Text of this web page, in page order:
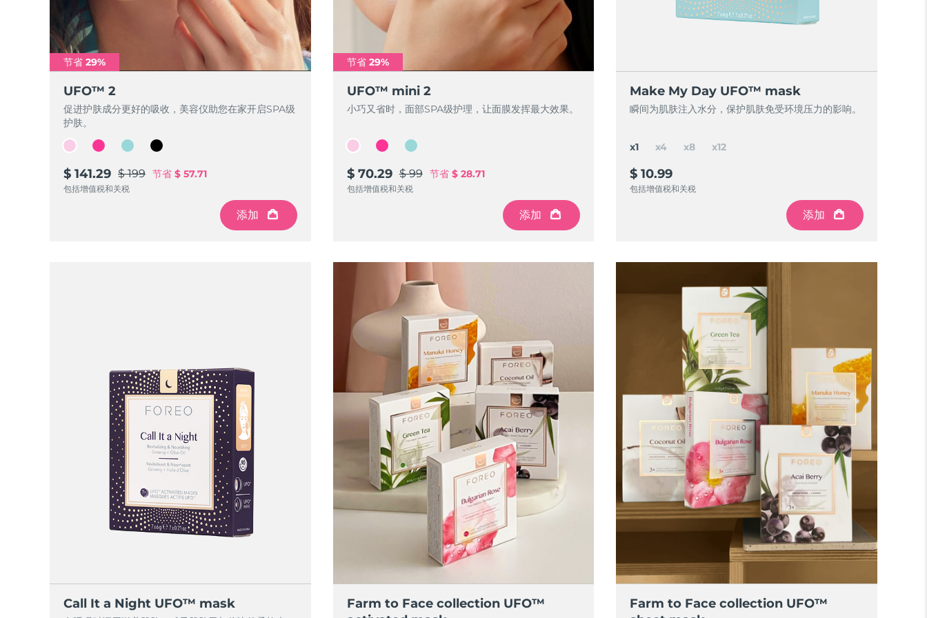
节省 29%
UFO™ 2
促进护肤成分更好的吸收，美容仪助您在家开启SPA级
护肤。
$ 141.29 $ 199 节省 $ 57.71
包括增值税和关税
添加
节省 29%
UFO™ mini 2
小巧又省时，面部SPA级护理，让面膜发挥最大效果。
$ 70.29 $ 99 节省 $ 28.71
包括增值税和关税
添加
Make My Day UFO™ mask
瞬间为肌肤注入水分，保护肌肤免受环境压力的影响。
$ 10.99
包括增值税和关税
添加
x1 x4 x8 x12
Call It a Night UFO™ mask
Farm to Face collection UFO™
Farm to Face collection UFO™